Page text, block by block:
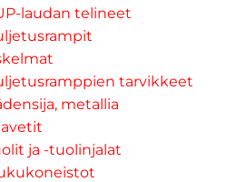
laudan telineet
tarvikkeet
metallia
ja -tuolinjalat